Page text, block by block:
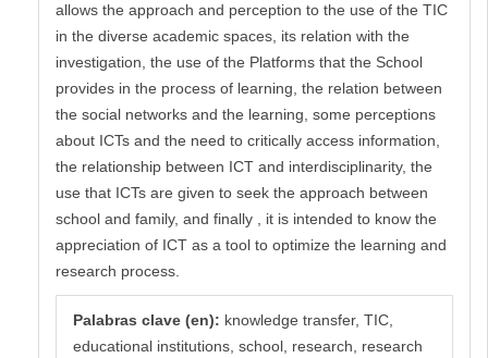
allows the approach and perception to the use of the TIC
in the diverse academic spaces, its relation with the
investigation, the use of the Platforms that the School
provides in the process of learning, the relation between
the social networks and the learning, some perceptions
about ICTs and the need to critically access information,
the relationship between ICT and interdisciplinarity, the
use that ICTs are given to seek the approach between
school and family, and finally , it is intended to know the
appreciation of ICT as a tool to optimize the learning and
research process.
Palabras clave (en): knowledge transfer, TIC,
educational institutions, school, research, research